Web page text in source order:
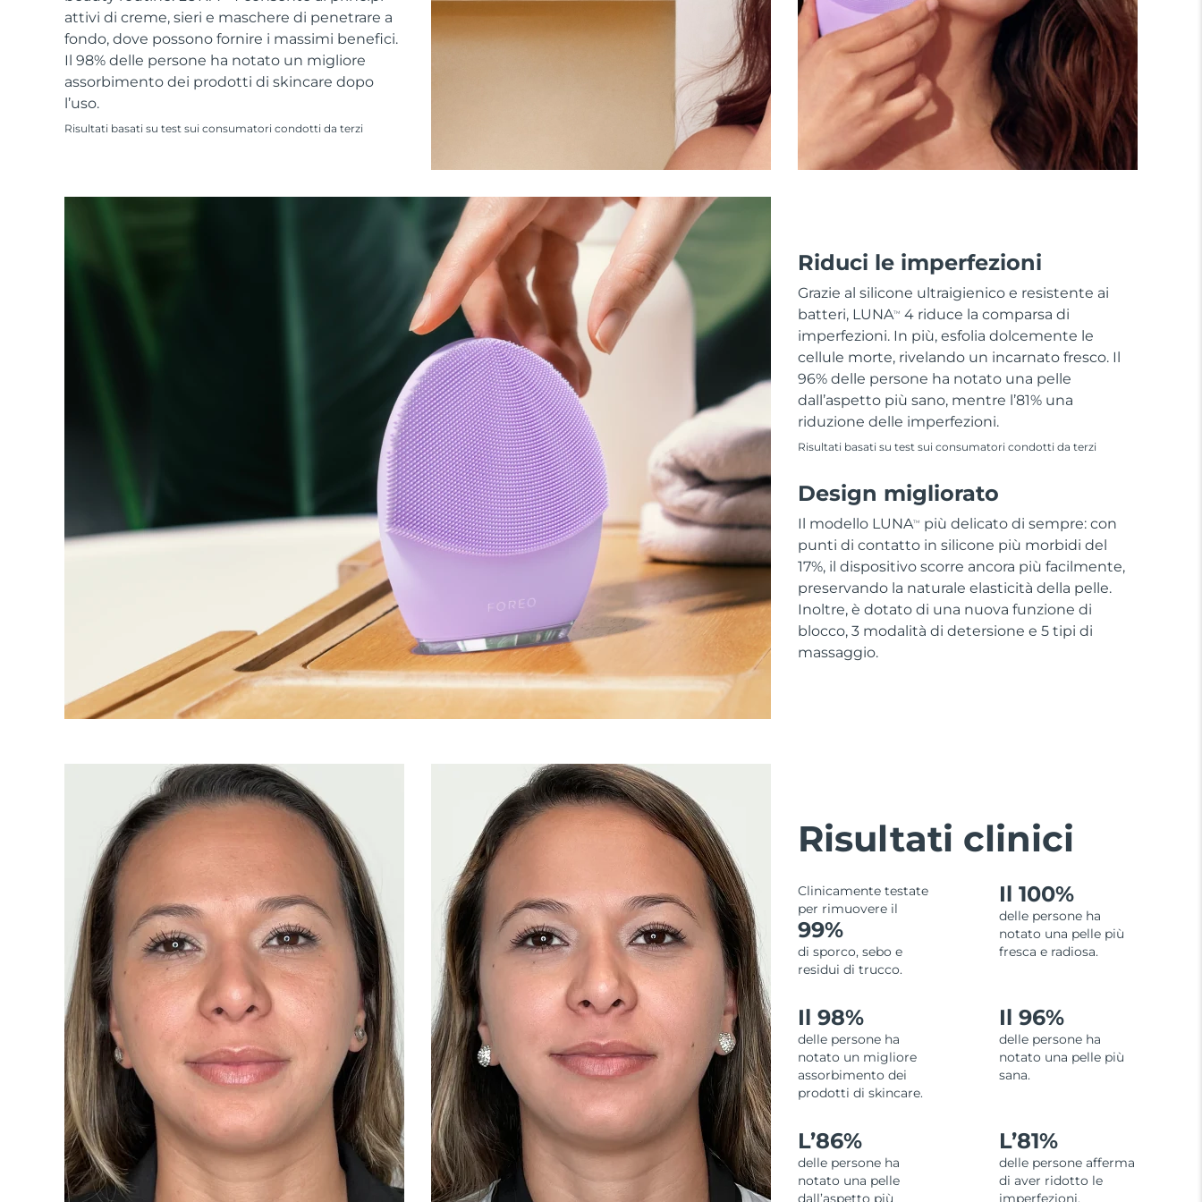
attivi di creme, sieri e maschere di penetrare a
fondo, dove possono fornire i massimi benefici.
Il 98% delle persone ha notato un migliore
assorbimento dei prodotti di skincare dopo
l’uso.
Risultati basati su test sui consumatori condotti da terzi
Riduci le imperfezioni
Grazie al silicone ultraigienico e resistente ai
batteri, LUNATM
4 riduce la comparsa di
imperfezioni. In più, esfolia dolcemente le
cellule morte, rivelando un incarnato fresco. Il
96% delle persone ha notato una pelle
dall’aspetto più sano, mentre l’81% una
riduzione delle imperfezioni.
Risultati basati su test sui consumatori condotti da terzi
Design migliorato
Il modello LUNATM
più delicato di sempre: con
punti di contatto in silicone più morbidi del
17%, il dispositivo scorre ancora più facilmente,
preservando la naturale elasticità della pelle.
Inoltre, è dotato di una nuova funzione di
blocco, 3 modalità di detersione e 5 tipi di
massaggio.
Risultati clinici
Clinicamente testate
per rimuovere il
99%
di sporco, sebo e
residui di trucco.
Il 100%
delle persone ha
notato una pelle più
fresca e radiosa.
Il 98%
delle persone ha
notato un migliore
assorbimento dei
prodotti di skincare.
Il 96%
delle persone ha
notato una pelle più
sana.
L’86%
delle persone ha
notato una pelle
dall’aspetto più
L’81%
delle persone afferma
di aver ridotto le
imperfezioni.
All acne treatment devices
All revitalizing eye massagers
Skincare KIWI™
Advanced pore care essentials
Serum
For healthy hair
issa™ Teeth Whitening Gel
18% PAP
Cosmetici
Uomini